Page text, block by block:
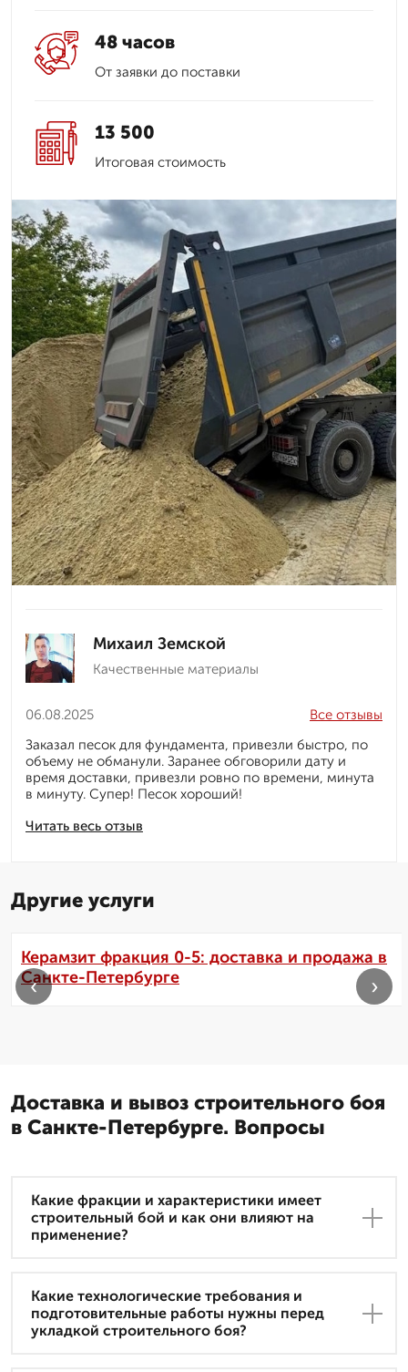
48 часов
От заявки до поставки
13 500
Итоговая стоимость
Михаил Земской
Качественные материалы
06.08.2025
Читать весь отзыв
Все отзывы
Заказал песок для фундамента, привезли быстро, по
объему не обманули. Заранее обговорили дату и
время доставки, привезли ровно по времени, минута
в минуту. Супер! Песок хороший!
Другие услуги
Керамзит фракция 0-5: доставка и продажа в
Санкте-Петербурге
‹ ›
Доставка и вывоз строительного боя
в Санкте-Петербурге. Вопросы
Какие фракции и характеристики имеет
строительный бой и как они влияют на
применение?
Какие технологические требования и
подготовительные работы нужны перед
укладкой строительного боя?